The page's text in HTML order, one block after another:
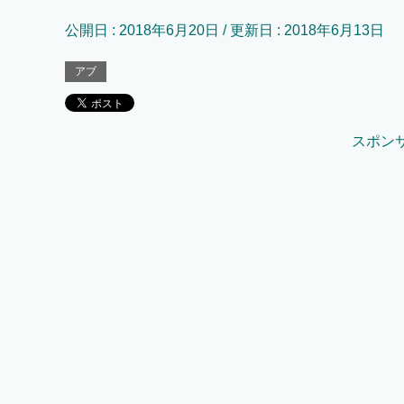
公開日 : 2018年6月20日 / 更新日 : 2018年6月13日
アブ
スポン